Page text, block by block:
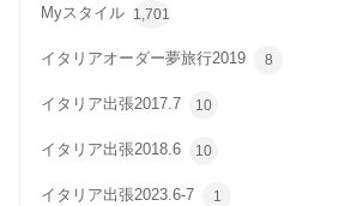
Myスタイル 1,701
イタリアオーダー夢旅行2019 8
イタリア出張2017.7 10
イタリア出張2018.6 10
イタリア出張2023.6-7 1